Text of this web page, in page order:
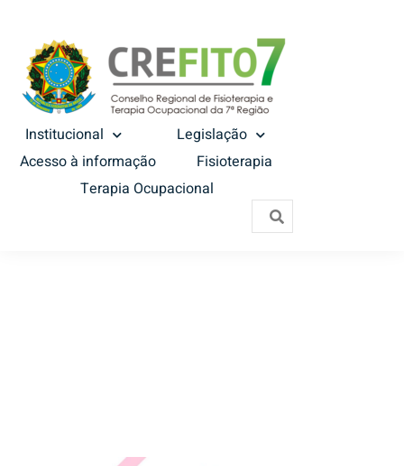
Institucional
Legislação
Acesso à informação
Fisioterapia
Terapia Ocupacional